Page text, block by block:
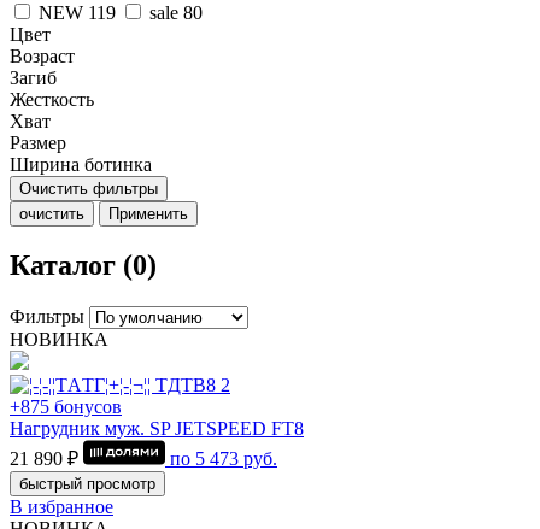
NEW 119 sale 80
Цвет
Возраст
Загиб
Жесткость
Хват
Размер
Ширина ботинка
Очистить фильтры
очистить
Применить
Каталог (0)
Фильтры
НОВИНКА
+875 бонусов
Нагрудник муж. SP JETSPEED FT8
21 890 ₽
по 5 473 руб.
быстрый просмотр
В избранное